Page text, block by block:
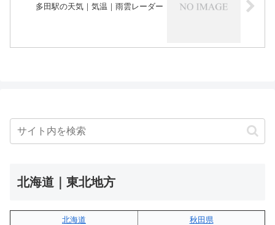
多田駅の天気｜気温｜雨雲レーダー
北海道｜東北地方
北海道
秋田県